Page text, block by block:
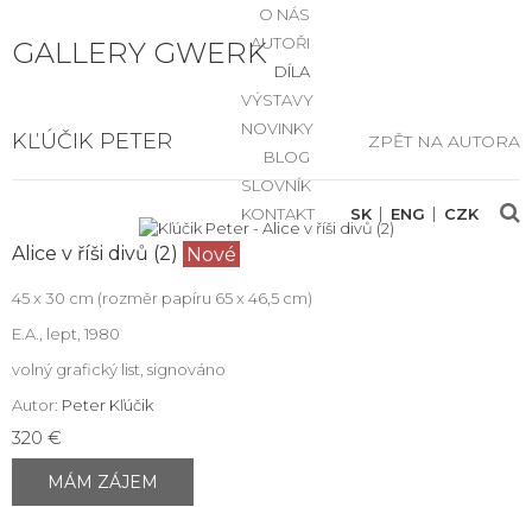
GALLERY GWERK
O NÁS
AUTOŘI
DÍLA
VÝSTAVY
NOVINKY
BLOG
SLOVNÍK
KONTAKT
SK ENG CZK
KĽÚČIK PETER ZPĚT NA AUTORA
Alice v říši divů (2) Nové
45 x 30 cm (rozměr papíru 65 x 46,5 cm)
E.A., lept, 1980
volný grafický list, signováno
Autor: Peter Kľúčik
320 €
MÁM ZÁJEM